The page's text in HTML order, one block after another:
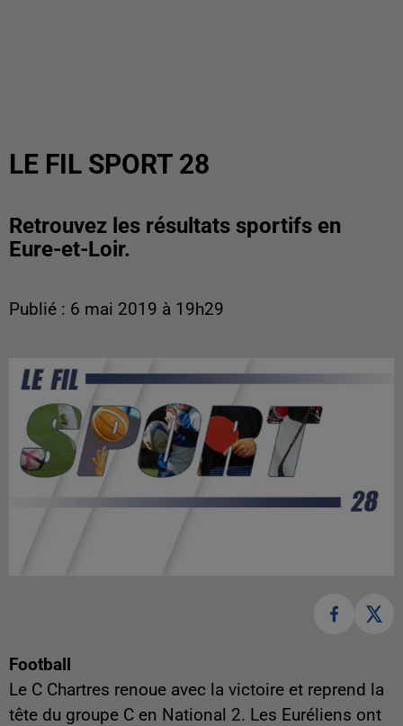
LE FIL SPORT 28
Retrouvez les résultats sportifs en
Eure-et-Loir.
Publié : 6 mai 2019 à 19h29
Football
Le C Chartres renoue avec la victoire et reprend la
tête du groupe C en National 2. Les Euréliens ont